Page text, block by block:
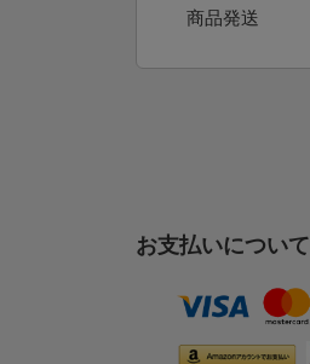
商品発送
お支払いについて